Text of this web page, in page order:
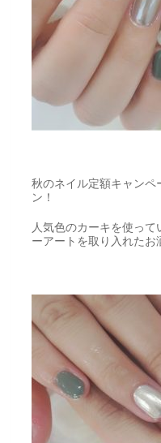
秋のネイル定額キャンペ
ン！
人気色のカーキを使っ
ーアートを取り入れたお